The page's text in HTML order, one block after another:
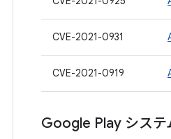
CVE-2021-0931
CVE-2021-0919
Google Play システ